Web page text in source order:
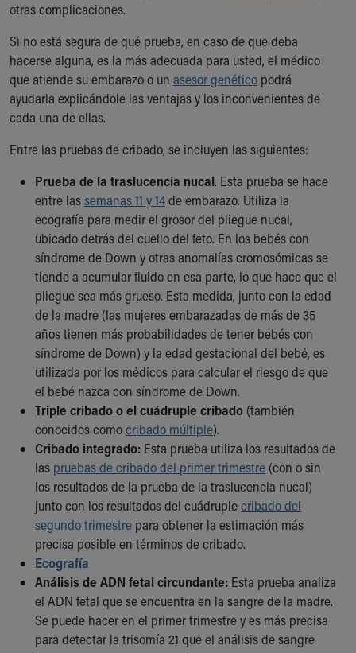
otras complicaciones.
Si no está segura de qué prueba, en caso de que deba
hacerse alguna, es la más adecuada para usted, el médico
que atiende su embarazo o un asesor genético podrá
ayudarla explicándole las ventajas y los inconvenientes de
cada una de ellas.
Entre las pruebas de cribado, se incluyen las siguientes:
Prueba de la traslucencia nucal. Esta prueba se hace
entre lassemanas 11 y 14de embarazo. Utiliza la
ecografía para medir el grosor del pliegue nucal,
ubicado detrás del cuello del feto. En los bebés con
síndrome de Down y otras anomalías cromosómicas se
tiende a acumular fluido en esa parte, lo que hace que el
pliegue sea más grueso. Esta medida, junto con la edad
de la madre (las mujeres embarazadas de más de 35
años tienen más probabilidades de tener bebés con
síndrome de Down) y la edad gestacional del bebé, es
utilizada por los médicos para calcular el riesgo de que
el bebé nazca con síndrome de Down.
Triple cribado o el cuádruple cribado (también
conocidos comocribado múltiple).
Cribado integrado: Esta prueba utiliza los resultados de
las pruebas de cribado del primer trimestre (con o sin
los resultados de la prueba de la traslucencia nucal)
junto con los resultados del cuádruplecribado del
segundo trimestre para obtener la estimación más
precisa posible en términos de cribado.
Ecografía
Análisis de ADN fetal circundante: Esta prueba analiza
el ADN fetal que se encuentra en la sangre de la madre.
Se puede hacer en el primer trimestre y es más precisa
para detectar la trisomía 21 que el análisis de sangre